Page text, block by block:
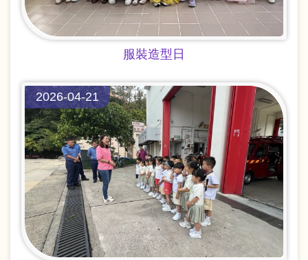
服裝造型日
2026-04-21